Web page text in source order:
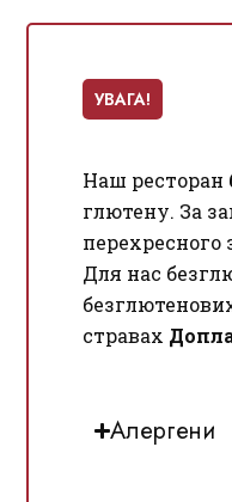
УВАГА!
Наш ресторан
глютену. За
перехресного
Для нас
стравах
Алергени